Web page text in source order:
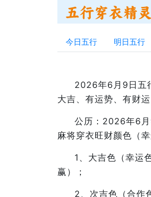
今日五行 明日五行
2026年6月9日五
大吉、有运势、有财
公历：2026年6月
麻将穿衣旺财颜色（幸
1、大吉色（幸运
赢）；
2、次吉色（合作